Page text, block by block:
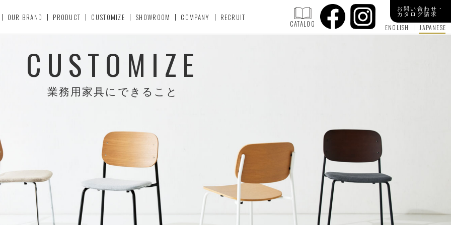
CATALOG
OUR BRAND PRODUCT CUSTOMIZE SHOWROOM COMPANY RECRUIT
ENGLISH JAPANESE
お問い合わせ・
カタログ請求
CUSTOMIZE
業務用家具にできること